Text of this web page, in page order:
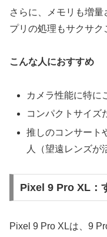
さらに、メモリも増
プリの処理もサクサク
こんな人におすすめ
カメラ性能に特に
コンパクトサイズ
推しのコンサート
人（望遠レンズが
Pixel 9 Pro XL：
Pixel 9 Pro XLは、9